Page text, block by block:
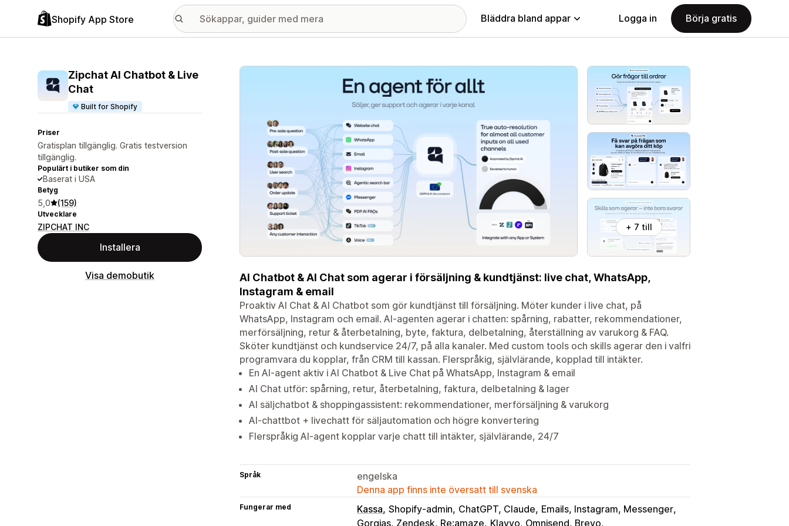
Shopify App Store Bläddra bland appar Logga in Börja gratis
Zipchat AI Chatbot & Live
Chat
Built for Shopify
Priser
Gratisplan tillgänglig. Gratis testversion
tillgänglig.
Populärt i butiker som din
Baserat i USA
Betyg
5,0 (159)
Utvecklare
ZIPCHAT INC
Installera
Visa demobutik
Galleri med utvalda bilder
+ 7 till
AI Chatbot & AI Chat som agerar i försäljning & kundtjänst: live chat, WhatsApp,
Instagram & email
Proaktiv AI Chat & AI Chatbot som gör kundtjänst till försäljning. Möter kunder i live chat, på
WhatsApp, Instagram och email. AI-agenten agerar i chatten: spårning, rabatter, rekommendationer,
merförsäljning, retur & återbetalning, byte, faktura, delbetalning, återställning av varukorg & FAQ.
Sköter kundtjänst och kundservice 24/7, på alla kanaler. Med custom tools och skills agerar den i valfri
programvara du kopplar, från CRM till kassan. Flerspråkig, självlärande, kopplad till intäkter.
En AI-agent aktiv i AI Chatbot & Live Chat på WhatsApp, Instagram & email
AI Chat utför: spårning, retur, återbetalning, faktura, delbetalning & lager
AI säljchatbot & shoppingassistent: rekommendationer, merförsäljning & varukorg
AI-chattbot + livechatt för säljautomation och högre konvertering
Flerspråkig AI-agent kopplar varje chatt till intäkter, självlärande, 24/7
Språk
engelska
Denna app finns inte översatt till svenska
Fungerar med Kassa Shopify-admin ChatGPT, Claude Emails, Instagram, Messenger
Gorgias, Zendesk, Re:amaze Klavyo, Omnisend, Brevo